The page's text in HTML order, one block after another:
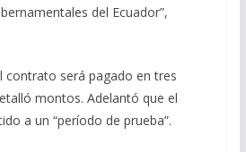
del Ecuador”,
contrato será pagado en tres
montos. Adelantó que el
a un “período de prueba”.